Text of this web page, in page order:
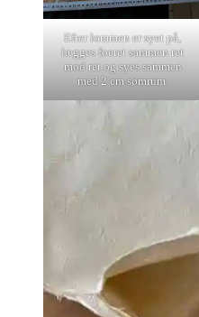
Efter lommen er syet på,
lægges foeret sammen ret
mod ret og syes sammen
med 2 cm sømrum.